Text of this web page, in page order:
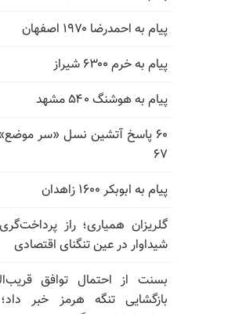
پیام به احمدرضا ۱۹۷۰ اصفهان
پیام به خرم ۶۳۰۰ شیراز
پیام به هوشنگ ۵۴۰ مشهد
۶۰ پاسخ آتشین نسل «سر
۶۷
پیام به ابوبکر ۱۶۰۰ زاهدان
گلریزان همیاری؛ راز
شیداوار در عین تنگنای اقتصادی
بسنت از احتمال توافق
بازگشایی تنگه هرمز خبر